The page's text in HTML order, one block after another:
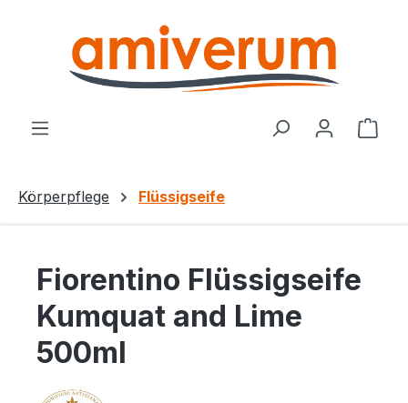
Zum Hauptinhalt springen
Körperpflege Flüssigseife
Fiorentino Flüssigseife
Kumquat and Lime
500ml